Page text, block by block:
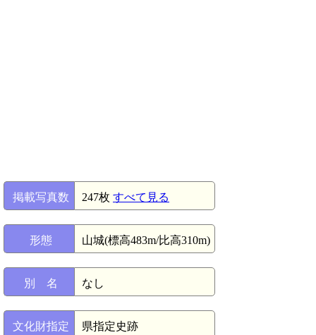
掲載写真数 247枚 すべて見る
形態 山城(標高483m/比高310m)
別 名 なし
文化財指定 県指定史跡